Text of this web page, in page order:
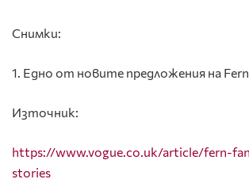
Снимки:
1. Едно от новите предложения на Fern
Източник:
https://www.vogue.co.uk/article/fern-
stories